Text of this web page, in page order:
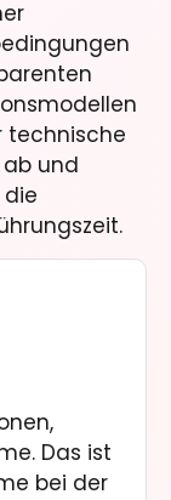
technische
und
die
Das ist
bei der